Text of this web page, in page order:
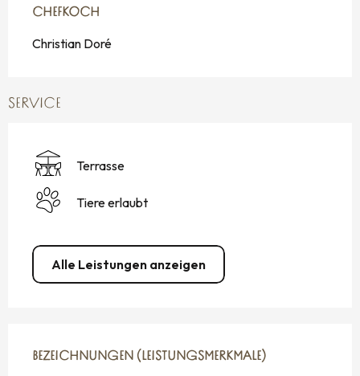
CHEFKOCH
CHEFKOCH
Christian Doré
SERVICE
Terrasse
Tiere erlaubt
Alle Leistungen anzeigen
BEZEICHNUNGEN (LEISTUNGSMERKMALE)
BEZEICHNUNGEN (LEISTUNGSMERKMALE)